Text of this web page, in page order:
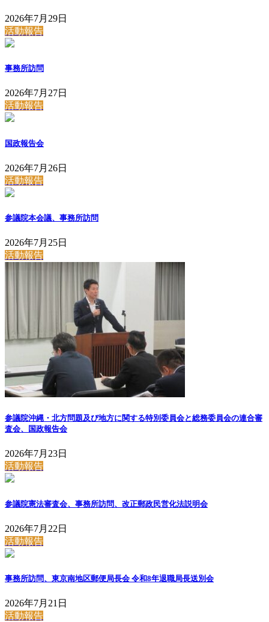
2026年7月29日
活動報告
事務所訪問
2026年7月27日
活動報告
国政報告会
2026年7月26日
活動報告
参議院本会議、事務所訪問
2026年7月25日
活動報告
参議院沖縄・北方問題及び地方に関する特別委員会と総務委員会の連合審
査会、国政報告会
2026年7月23日
活動報告
参議院憲法審査会、事務所訪問、改正郵政民営化法説明会
2026年7月22日
活動報告
事務所訪問、東京南地区郵便局長会 令和8年退職局長送別会
2026年7月21日
活動報告